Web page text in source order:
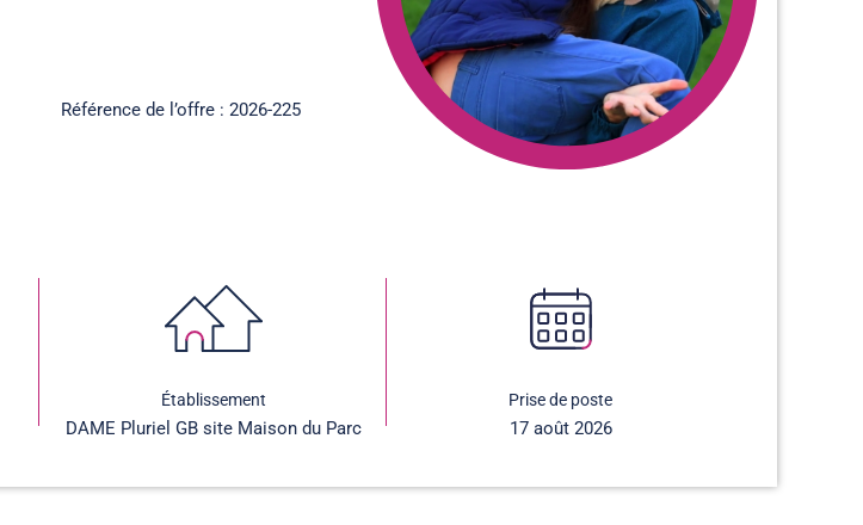
Référence de l’offre : 2026-225
Établissement
DAME Pluriel GB site Maison du Parc
Prise de poste
17 août 2026